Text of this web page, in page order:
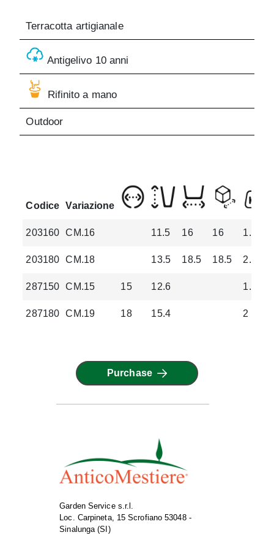
Terracotta artigianale
Antigelivo 10 anni
Rifinito a mano
Outdoor
Codice Variazione
203160 CM.16 11.5 16 16 1.16
203180 CM.18 13.5 18.5 18.5 2.3
287150 CM.15 15 12.6 1.2
287180 CM.19 18 15.4 2
Purchase
Garden Service s.r.l.
Loc. Carpineta, 15 Scrofiano 53048 -
Sinalunga (SI)